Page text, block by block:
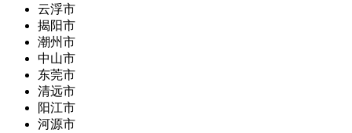
云浮市
揭阳市
潮州市
中山市
东莞市
清远市
阳江市
河源市